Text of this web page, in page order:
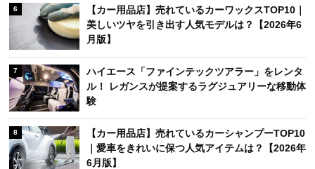
6
【カー用品店】売れているカーワックスTOP10｜
美しいツヤを引き出す人気モデルは？【2026年6
月版】
7
ハイエース「ファインテックツアラー」をレンタ
ル！ レガンスが提案するラグジュアリーな移動体
験
8
【カー用品店】売れているカーシャンプーTOP10
｜愛車をきれいに保つ人気アイテムは？【2026年
6月版】